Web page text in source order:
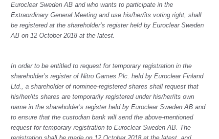
Euroclear Sweden AB and who wants to participate in the
Extraordinary General Meeting and use his/her/its voting right, shall
be registered at the shareholder’s register held by Euroclear Sweden
AB on 12 October 2018 at the latest.
In order to be entitled to request for temporary registration in the
shareholder’s register of Nitro Games Plc. held by Euroclear Finland
Ltd., a shareholder of nominee-registered shares shall request that
his/her/its shares are temporarily registered under his/her/its own
name in the shareholder’s register held by Euroclear Sweden AB and
to ensure that the custodian bank will send the above-mentioned
request for temporary registration to Euroclear Sweden AB. The